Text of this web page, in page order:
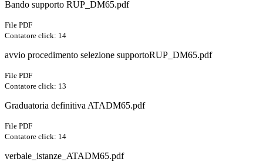
Bando supporto RUP_DM65.pdf
File PDF
Contatore click: 14
avvio procedimento selezione supportoRUP_DM65.pdf
File PDF
Contatore click: 13
Graduatoria definitiva ATADM65.pdf
File PDF
Contatore click: 14
verbale_istanze_ATADM65.pdf